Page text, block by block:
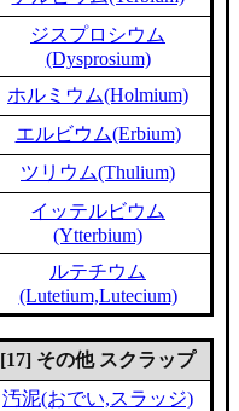
ジスプロシウム
(Dysprosium)
ホルミウム(Holmium)
エルビウム(Erbium)
ツリウム(Thulium)
イッテルビウム
(Ytterbium)
ルテチウム
(Lutetium,Lutecium)
[17] その他 スクラップ
汚泥(おでい,スラッジ)